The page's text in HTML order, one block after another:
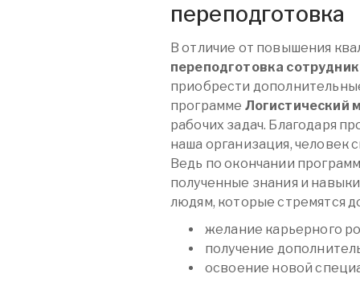
переподготовка
В отличие от повышения
переподготовка
приобрести
программе Логистический
рабочих задач. Благодаря
наша организация, человек
Ведь по окончании
полученные знания и
людям, которые стремятся
желание карьерного
получение
освоение новой